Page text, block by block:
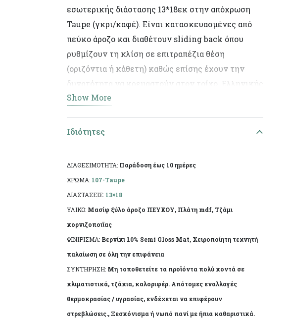
εσωτερικής διάστασης 13*18εκ στην απόχρωση
Taupe (γκρι/καφέ). Είναι κατασκευασμένες από
πεύκο άροζο και διαθέτουν sliding back όπου
ρυθμίζουν τη κλίση σε επιτραπέζια θέση
(οριζόντια ή κάθετη) καθώς επίσης έχουν την
δυνατότητα να κρεμαστούν στον τοίχο. Ελληνικής
κατασκευής, με χειροποίητη τεχνητή παλαίωση
Η πρώτη ύλη επιτρέπει να εμφανίζονται τυχόν
Show More
Ιδιότητες
ΔΙΑΘΕΣΙΜΟΤΗΤΑ: Παράδοση έως 10 ημέρες
ΧΡΩΜΑ: 107-Taupe
ΔΙΑΣΤΑΣΕΙΣ: 13×18
ΥΛΙΚΟ: Μασίφ ξύλο άροζο ΠΕΥΚΟΥ, Πλάτη mdf, Τζάμι
κορνιζοποιϊας
ΦΙΝΙΡΙΣΜΑ: Βερνίκι 10% Semi Gloss Mat, Χειροποίητη τεχνητή
παλαίωση σε όλη την επιφάνεια
ΣΥΝΤΗΡΗΣΗ: Μη τοποθετείτε τα προϊόντα πολύ κοντά σε
κλιματιστικά, τζάκια, καλοριφέρ. Απότομες εναλλαγές
θερμοκρασίας / υγρασίας, ενδέχεται να επιφέρουν
στρεβλώσεις., Ξεσκόνισμα ή νωπό πανί με ήπια καθαριστικά.